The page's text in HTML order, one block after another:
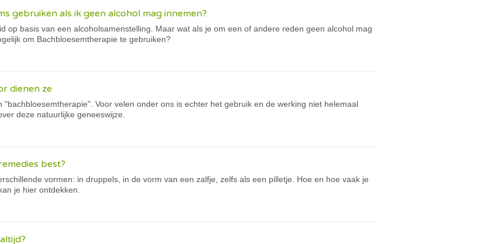
gebruiken als ik geen alcohol mag innemen?
op basis van een alcoholsamenstelling. Maar wat als je om een of andere reden geen alcohol mag
om Bachbloesemtherapie te gebruiken?
dienen ze
"bachbloesemtherapie". Voor velen onder ons is echter het gebruik en de werking niet helemaal
deze natuurlijke geneeswijze.
best?
vormen: in druppels, in de vorm van een zalfje, zelfs als een pilletje. Hoe en hoe vaak je
je hier ontdekken.